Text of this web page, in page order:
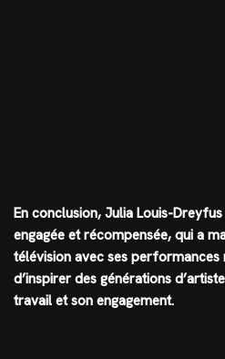
En conclusion, Julia Louis-
engagée et récompensée, qui a
télévision avec ses performances
d’inspirer des générations
travail et son engagement.